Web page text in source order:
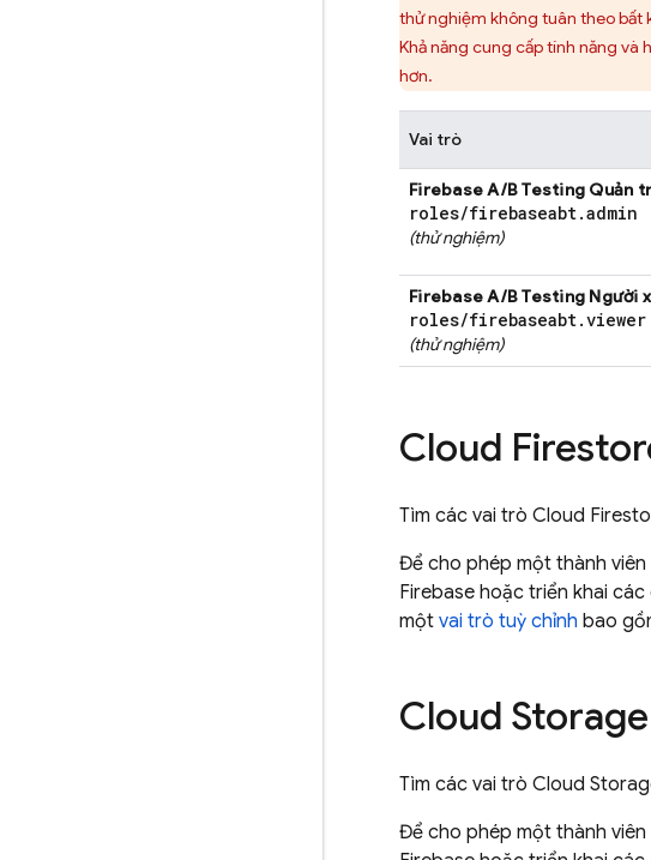
thử nghiệm không tuân theo bất
Khả năng cung cấp tính năng và
hơn.
Vai trò
Firebase A/B Testing Quản
roles/firebaseabt.admin
(thử nghiệm)
Firebase A/B Testing Người
roles/firebaseabt.viewer
(thử nghiệm)
Cloud
Tìm các vai trò Cloud
Để cho phép một thành
Firebase hoặc triển khai
một vai trò tuỳ chỉnh bao
Cloud Storage
Tìm các vai trò Cloud
Để cho phép một thành